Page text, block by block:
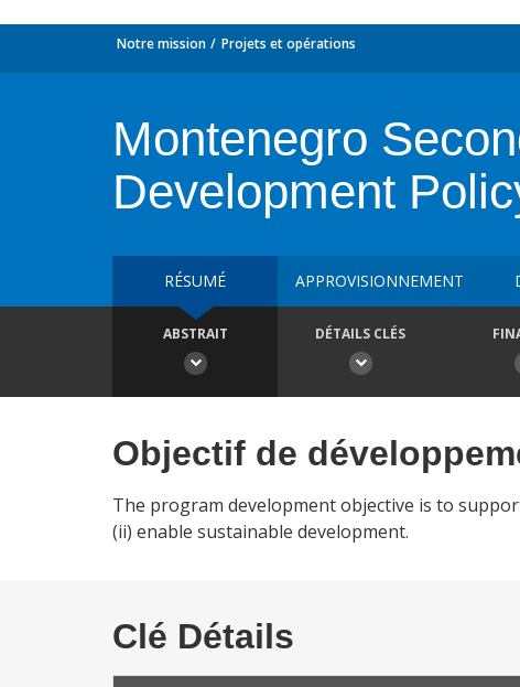
Notre mission Projets et opérations
Montenegro
Development
RÉSUMÉ APPROVISIONNEMENT
ABSTRAIT DÉTAILS CLÉS
Objectif de
The program development objective is to
(ii) enable sustainable development.
Clé Détails